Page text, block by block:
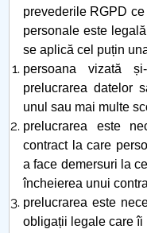
prevederile RGPD
personale este
se aplică cel puțin
persoana vizată
prelucrarea datelor
unul sau mai multe
prelucrarea este
contract la care
a face demersuri la
încheierea unui
prelucrarea este
obligații legale care îi